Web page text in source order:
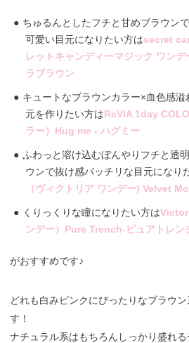
ちゅるんとしたフチと甘めブラウン
可愛い目元になりたい方はsecret
レットキャンディーマジック ワン
ラブラウン
キュートなブラウンカラー×血色感溢
元を作りたい方はReVIA 1day
ラー）Hug me - ハグミー
ふわっと溶け込むぼんやりフチと透
ウンで抜け感バッチリな目元になり
（ヴィクトリア ワンデー) Velvet
くりっくりな瞳になりたい方は
ンデー）Pure Trench-ピュアトレン
がおすすめです♪
どれも白みピンクにぴったりなブラウ
す！
ナチュラル系はもちろんしっかり盛れ